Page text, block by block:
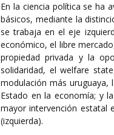
En la ciencia política se ha
básicos, mediante la
se trabaja en el eje
económico, el libre
propiedad privada y la
solidaridad, el welfare
modulación más uruguaya,
Estado en la economía; y
mayor intervención estatal
(izquierda).